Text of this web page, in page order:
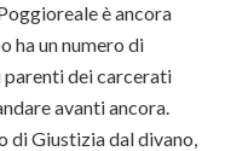
è ancora
ha un numero di
parenti dei carcerati
avanti ancora.
di Giustizia dal divano,